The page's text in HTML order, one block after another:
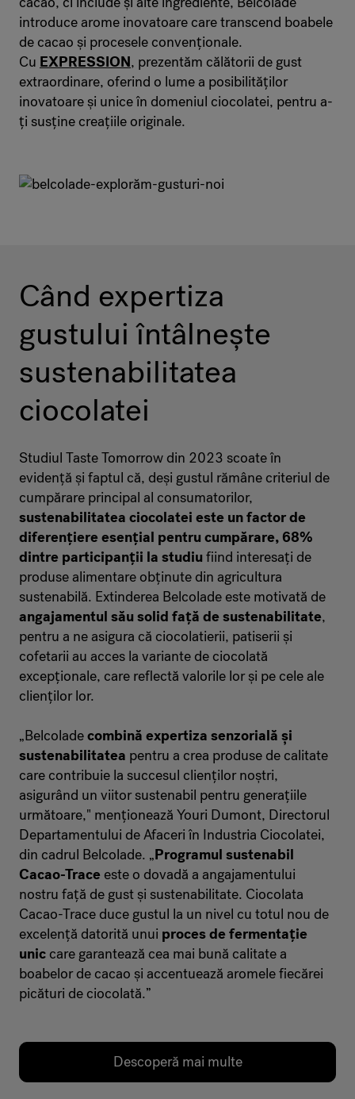
introduce arome inovatoare care transcend boabele
de cacao și procesele convenționale.
Cu EXPRESSION, prezentăm călătorii de gust
extraordinare, oferind o lume a posibilităților
inovatoare și unice în domeniul ciocolatei, pentru a-
ți susține creațiile originale.
Când expertiza
gustului întâlnește
sustenabilitatea
ciocolatei
Studiul Taste Tomorrow din 2023 scoate în
evidență și faptul că, deși gustul rămâne criteriul de
cumpărare principal al consumatorilor,
sustenabilitatea ciocolatei este un factor de
diferențiere esențial pentru cumpărare, 68%
dintre participanții la studiu fiind interesați de
produse alimentare obținute din agricultura
sustenabilă. Extinderea Belcolade este motivată de
angajamentul său solid față de sustenabilitate,
pentru a ne asigura că ciocolatierii, patiserii și
cofetarii au acces la variante de ciocolată
excepționale, care reflectă valorile lor și pe cele ale
clienților lor.
„Belcoladecombină expertiza senzorială și
sustenabilitatea pentru a crea produse de calitate
care contribuie la succesul clienților noștri,
asigurând un viitor sustenabil pentru generațiile
următoare," menționează Youri Dumont, Directorul
Departamentului de Afaceri în Industria Ciocolatei,
din cadrul Belcolade. „Programul sustenabil
Cacao-Trace este o dovadă a angajamentului
nostru față de gust și sustenabilitate. Ciocolata
Cacao-Trace duce gustul la un nivel cu totul nou de
excelență datorită unui proces de fermentație
unic care garantează cea mai bună calitate a
boabelor de cacao și accentuează aromele fiecărei
picături de ciocolată.”
Descoperă mai multe